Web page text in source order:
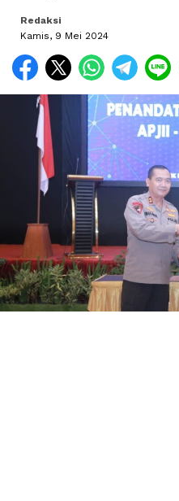
Redaksi
Kamis, 9 Mei 2024